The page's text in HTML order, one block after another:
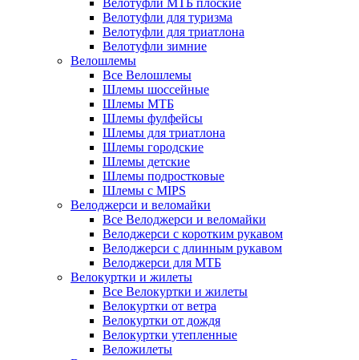
Велотуфли МТБ плоские
Велотуфли для туризма
Велотуфли для триатлона
Велотуфли зимние
Велошлемы
Все Велошлемы
Шлемы шоссейные
Шлемы МТБ
Шлемы фулфейсы
Шлемы для триатлона
Шлемы городские
Шлемы детские
Шлемы подростковые
Шлемы с MIPS
Велоджерси и веломайки
Все Велоджерси и веломайки
Велоджерси с коротким рукавом
Велоджерси с длинным рукавом
Велоджерси для МТБ
Велокуртки и жилеты
Все Велокуртки и жилеты
Велокуртки от ветра
Велокуртки от дождя
Велокуртки утепленные
Веложилеты